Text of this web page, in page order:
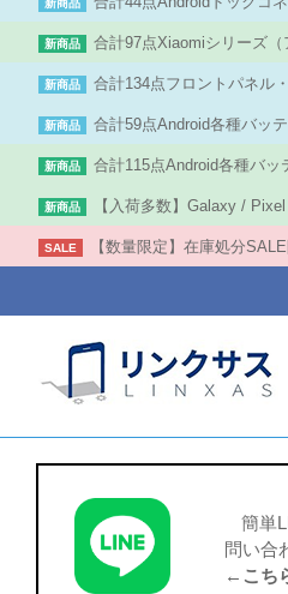
新商品
新商品 合計97点Xiaomiシリーズ
新商品 合計134点フロントパネル
新商品 合計59点Android各種バッ
新商品 合計115点Android各種バ
新商品 【入荷多数】Galaxy /
SALE 【数量限定】在庫処分
簡単
問い合
←こち